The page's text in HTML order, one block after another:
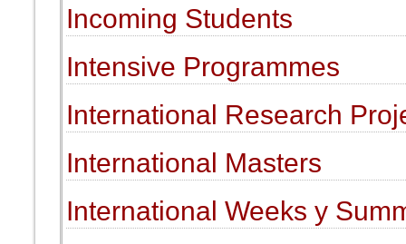
Incoming Students
Intensive Programmes
International Research
International Masters
International Weeks y